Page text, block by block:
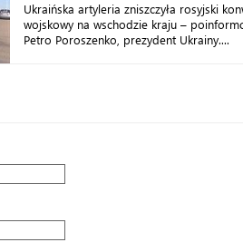
Ukraińska artyleria zniszczyła rosyjski
wojskowy na wschodzie kraju –
Petro Poroszenko, prezydent Ukrainy....